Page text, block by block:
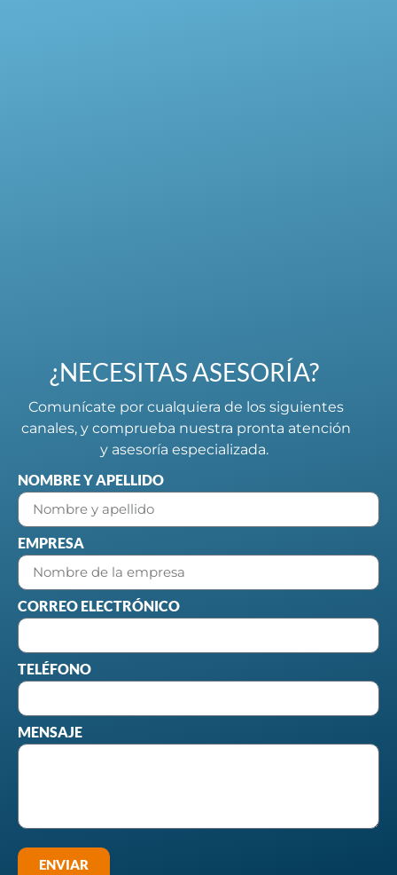
¿NECESITAS ASESORÍA?
Comunícate por cualquiera de los siguientes
canales, y comprueba nuestra pronta atención
y asesoría especializada.
NOMBRE Y APELLIDO
EMPRESA
CORREO ELECTRÓNICO
TELÉFONO
MENSAJE
ENVIAR